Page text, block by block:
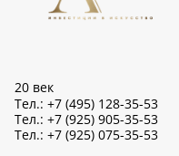
20 век
Тел.: +7 (495) 128-35-53
Тел.: +7 (925) 905-35-53
Тел.: +7 (925) 075-35-53